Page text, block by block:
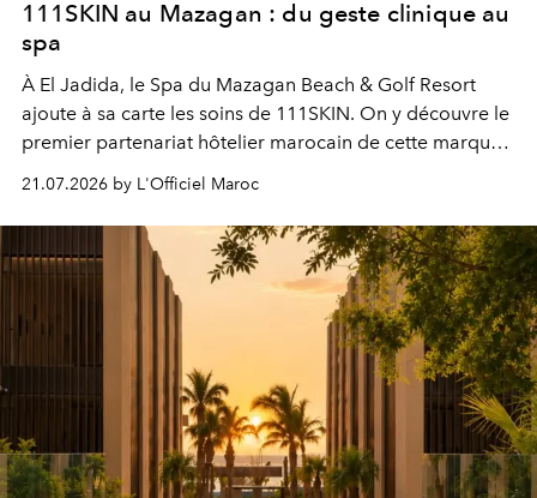
111SKIN au Mazagan : du geste clinique au
spa
À El Jadida, le Spa du Mazagan Beach & Golf Resort
ajoute à sa carte les soins de 111SKIN. On y découvre le
premier partenariat hôtelier marocain de cette marque
britannique, née dans un cabinet de chirurgie plastique
londonien et construite depuis autour d'un actif breveté,
le complexe NAC Y2™.
21.07.2026 by L'Officiel Maroc